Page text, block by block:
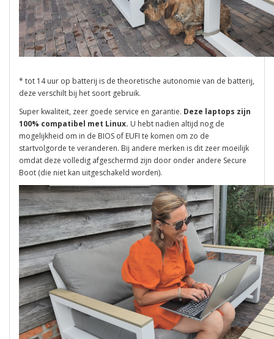
* tot 14 uur op batterij is de theoretische autonomie van de batterij,
deze verschilt bij het soort gebruik.
Super kwaliteit, zeer goede service en garantie. Deze laptops zijn
100% compatibel met Linux. U hebt nadien altijd nog de
mogelijkheid om in de BIOS of EUFI te komen om zo de
startvolgorde te veranderen. Bij andere merken is dit zeer moeilijk
omdat deze volledig afgeschermd zijn door onder andere Secure
Boot (die niet kan uitgeschakeld worden).